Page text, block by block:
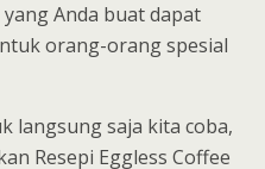
Anda buat dapat
orang-orang spesial
langsung saja kita coba,
Resepi Eggless Coffee